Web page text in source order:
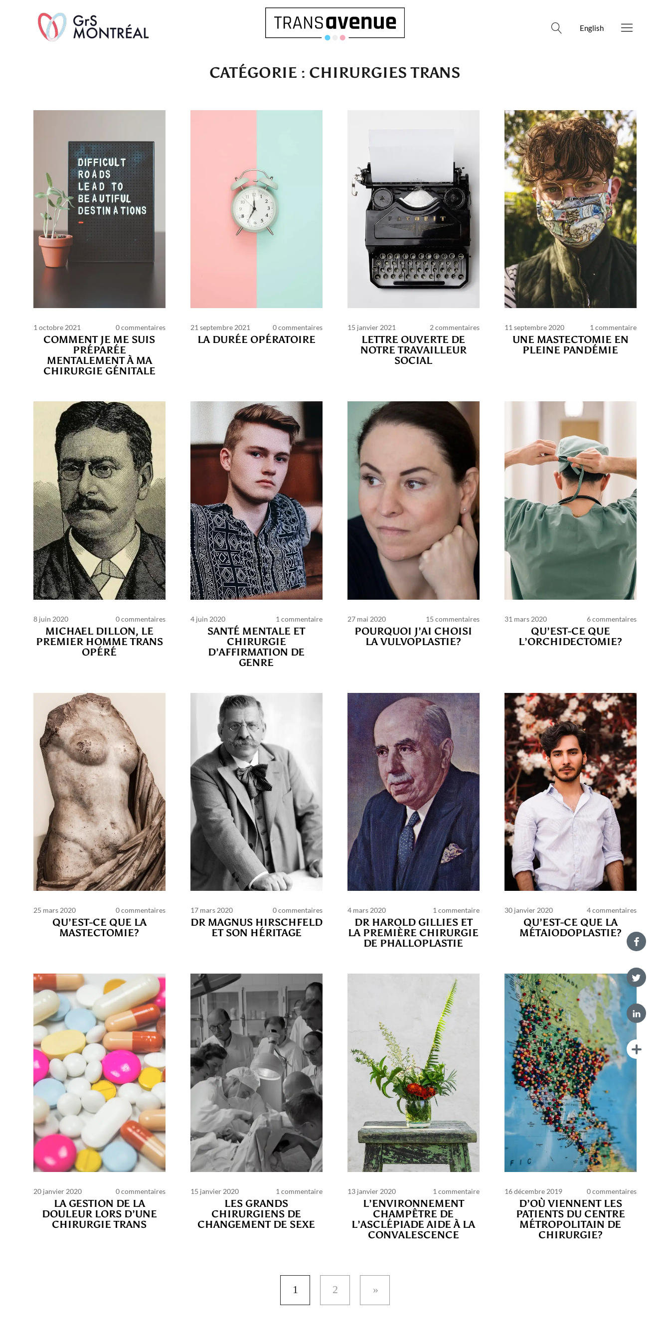
English
Français
CATÉGORIE : CHIRURGIES TRANS
1 octobre 2021 0 commentaires
COMMENT JE ME SUIS
PRÉPARÉE
MENTALEMENT À MA
CHIRURGIE GÉNITALE
21 septembre 2021 0 commentaires
LA DURÉE OPÉRATOIRE
15 janvier 2021 2 commentaires
LETTRE OUVERTE DE
NOTRE TRAVAILLEUR
SOCIAL
11 septembre 2020 1 commentaire
UNE MASTECTOMIE EN
PLEINE PANDÉMIE
8 juin 2020 0 commentaires
MICHAEL DILLON, LE
PREMIER HOMME TRANS
OPÉRÉ
4 juin 2020 1 commentaire
SANTÉ MENTALE ET
CHIRURGIE
D’AFFIRMATION DE
GENRE
27 mai 2020 15 commentaires
POURQUOI J’AI CHOISI
LA VULVOPLASTIE?
31 mars 2020 6 commentaires
QU’EST-CE QUE
L’ORCHIDECTOMIE?
25 mars 2020 0 commentaires
QU’EST-CE QUE LA
MASTECTOMIE?
17 mars 2020 0 commentaires
DR MAGNUS HIRSCHFELD
ET SON HÉRITAGE
4 mars 2020 1 commentaire
DR HAROLD GILLIES ET
LA PREMIÈRE CHIRURGIE
DE PHALLOPLASTIE
30 janvier 2020 4 commentaires
QU’EST-CE QUE LA
MÉTAIODOPLASTIE?
20 janvier 2020 0 commentaires
LA GESTION DE LA
DOULEUR LORS D’UNE
CHIRURGIE TRANS
15 janvier 2020 1 commentaire
LES GRANDS
CHIRURGIENS DE
CHANGEMENT DE SEXE
13 janvier 2020 1 commentaire
L’ENVIRONNEMENT
CHAMPÊTRE DE
L’ASCLÉPIADE AIDE À LA
CONVALESCENCE
16 décembre 2019 0 commentaires
D’OÙ VIENNENT LES
PATIENTS DU CENTRE
MÉTROPOLITAIN DE
CHIRURGIE?
1 2